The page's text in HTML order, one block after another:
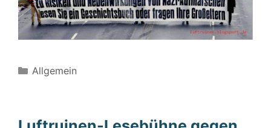
Kategorien
Allgemein